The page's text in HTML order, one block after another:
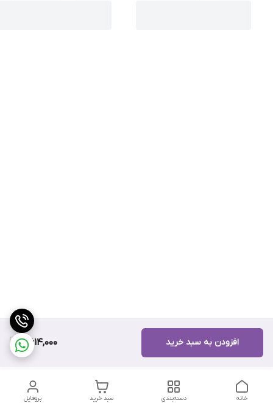
7,614,000 افزودن به سبد خرید
پروفایل سبد خرید دسته‌بندی خانه